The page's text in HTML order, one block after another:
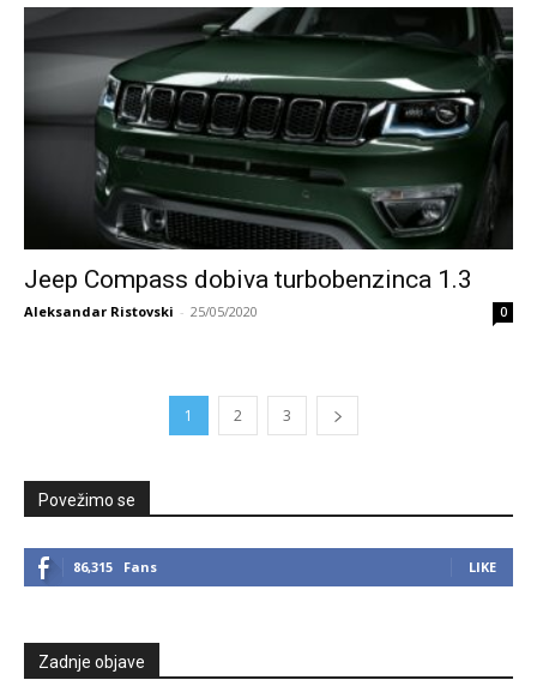
Jeep Compass dobiva turbobenzinca 1.3
Aleksandar Ristovski - 25/05/2020 0
1 2 3
Povežimo se
86,315 Fans LIKE
Zadnje objave